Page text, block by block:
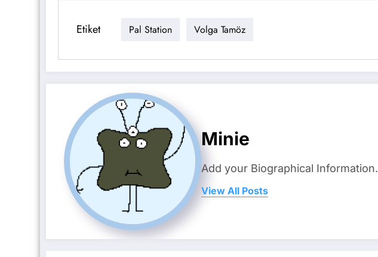
Etiket Pal Station Volga Tamöz
Minie
Add your Biographical Information.
View All Posts